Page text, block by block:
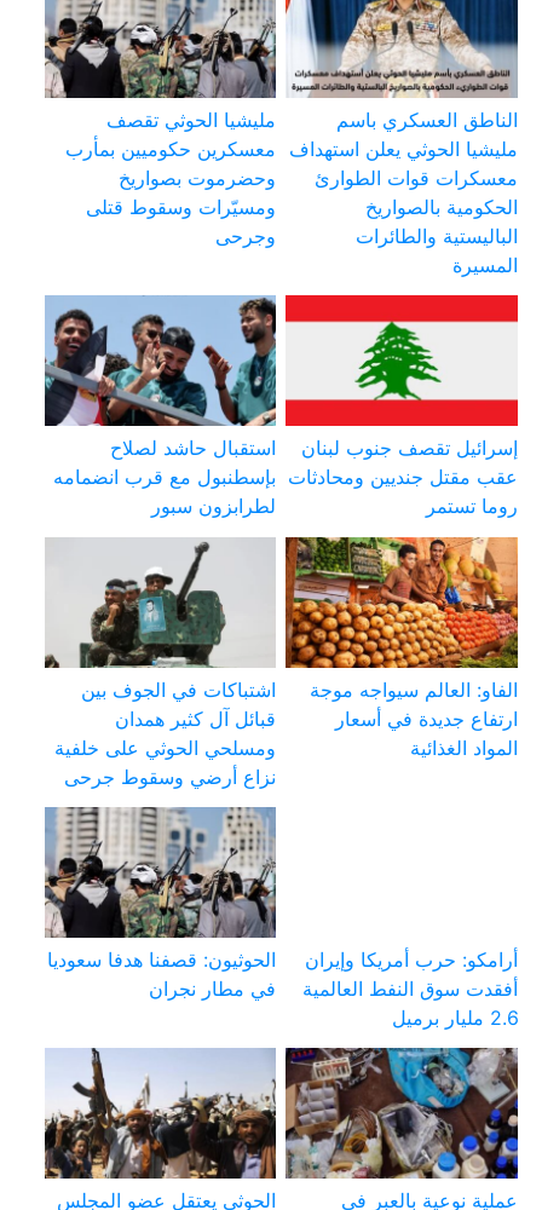
الناطق العسكري باسم
مليشيا الحوثي يعلن استهداف
معسكرات قوات الطوارئ
الحكومية بالصواريخ
الباليستية والطائرات
المسيرة
مليشيا الحوثي تقصف
معسكرين حكوميين بمأرب
وحضرموت بصواريخ
ومسيّرات وسقوط قتلى
وجرحى
إسرائيل تقصف جنوب لبنان
عقب مقتل جنديين ومحادثات
روما تستمر
استقبال حاشد لصلاح
بإسطنبول مع قرب انضمامه
لطرابزون سبور
الفاو: العالم سيواجه موجة
ارتفاع جديدة في أسعار
المواد الغذائية
اشتباكات في الجوف بين
قبائل آل كثير همدان
ومسلحي الحوثي على خلفية
نزاع أرضي وسقوط جرحى
أرامكو: حرب أمريكا وإيران
أفقدت سوق النفط العالمية
2.6 مليار برميل
الحوثيون: قصفنا هدفا سعوديا
في مطار نجران
عملية نوعية بالعبر في
الحوثي يعتقل عضو المجلس